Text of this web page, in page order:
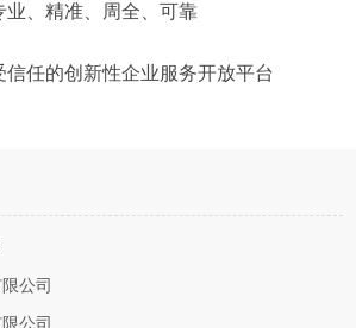
业、精准、周全、可靠
任的创新性企业服务开放平台
公司
公司